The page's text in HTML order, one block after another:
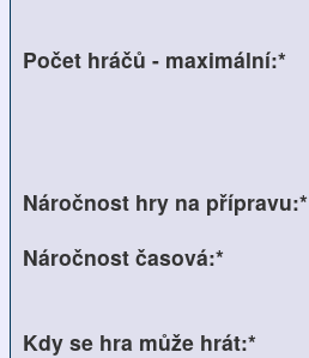
Počet hráčů - maximální:*
Náročnost hry na přípravu:*
Náročnost časová:*
Kdy se hra může hrát:*